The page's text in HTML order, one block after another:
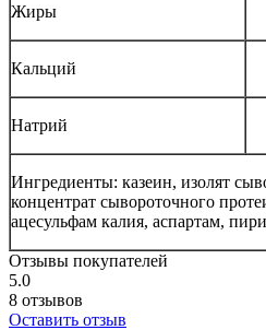
Жиры
Кальций
Натрий
Ингредиенты: казеин, изолят
концентрат сывороточного
ацесульфам калия, аспартам,
Отзывы покупателей
5.0
8 отзывов
Оставить отзыв